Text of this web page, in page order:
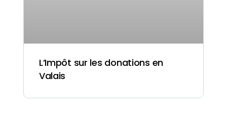
L’Impôt sur les donations en
Valais